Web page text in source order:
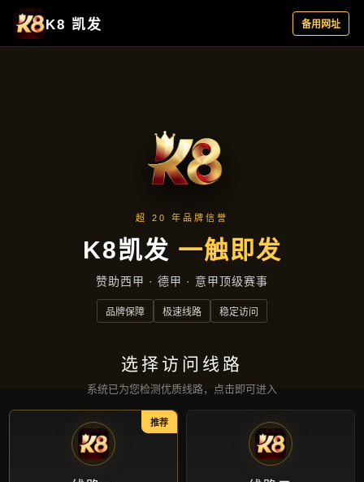
集团新闻
首页 集团新闻